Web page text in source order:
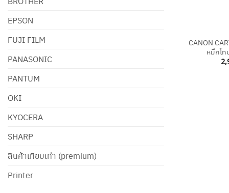
EPSON
FUJI FILM
PANASONIC
PANTUM
OKI
KYOCERA
SHARP
สินค้าเทียบเท่า (premium)
Printer
CANON
หมึกโท